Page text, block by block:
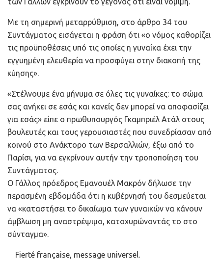
Με τη σημερινή μεταρρύθμιση, στο άρθρο 34 του
Συντάγματος εισάγεται η φράση ότι «ο νόμος καθορίζει
τις προϋποθέσεις υπό τις οποίες η γυναίκα έχει την
εγγυημένη ελευθερία να προσφύγει στην διακοπή της
κύησης».
«Στέλνουμε ένα μήνυμα σε όλες τις γυναίκες: το σώμα
σας ανήκει σε εσάς και κανείς δεν μπορεί να αποφασίζει
για εσάς» είπε ο πρωθυπουργός Γκαμπριέλ Ατάλ στους
βουλευτές και τους γερουσιαστές που συνεδρίασαν από
κοινού στο Ανάκτορο των Βερσαλλιών, έξω από το
Παρίσι, για να εγκρίνουν αυτήν την τροποποίηση του
Συντάγματος.
Ο Γάλλος πρόεδρος Εμανουέλ Μακρόν δήλωσε την
περασμένη εβδομάδα ότι η κυβέρνησή του δεσμεύεται
να «καταστήσει το δικαίωμα των γυναικών να κάνουν
άμβλωση μη αναστρέψιμο, κατοχυρώνοντάς το στο
σύνταγμα».
Fierté française, message universel.